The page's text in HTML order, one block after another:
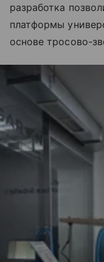
разработка
платформы
основе тросово-